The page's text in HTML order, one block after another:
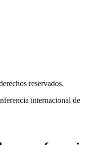
reservados.
internacional de